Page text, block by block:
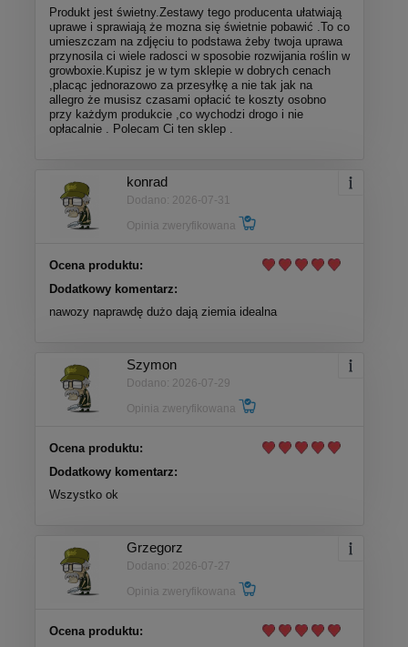
Produkt jest świetny.Zestawy tego producenta ułatwiają
uprawe i sprawiają że mozna się świetnie pobawić .To co
umieszczam na zdjęciu to podstawa żeby twoja uprawa
przynosila ci wiele radosci w sposobie rozwijania roślin w
growboxie.Kupisz je w tym sklepie w dobrych cenach
,placąc jednorazowo za przesyłkę a nie tak jak na
allegro że musisz czasami opłacić te koszty osobno
przy każdym produkcie ,co wychodzi drogo i nie
opłacalnie . Polecam Ci ten sklep .
konrad
Dodano: 2026-07-31
Opinia zweryfikowana
Ocena produktu:
Dodatkowy komentarz:
nawozy naprawdę dużo dają ziemia idealna
Szymon
Dodano: 2026-07-29
Opinia zweryfikowana
Ocena produktu:
Dodatkowy komentarz:
Wszystko ok
Grzegorz
Dodano: 2026-07-27
Opinia zweryfikowana
Ocena produktu: